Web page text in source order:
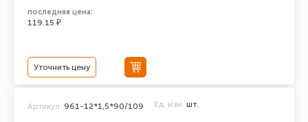
последняя цена:
119.15 ₽
Уточнить цену
Артикул: 961-12*1,5*90/109 Ед. изм. шт.